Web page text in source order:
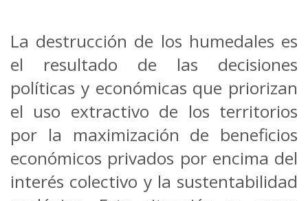
La destrucción de los humedales es
el resultado de las decisiones
políticas y económicas que priorizan
el uso extractivo de los territorios
por la maximización de beneficios
económicos privados por encima del
interés colectivo y la sustentabilidad